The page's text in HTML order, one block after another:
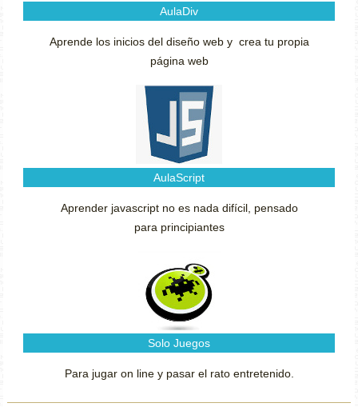
AulaDiv
Aprende los inicios del diseño web y crea tu propia
página web
AulaScript
Aprender javascript no es nada difícil, pensado
para principiantes
Solo Juegos
Para jugar on line y pasar el rato entretenido.